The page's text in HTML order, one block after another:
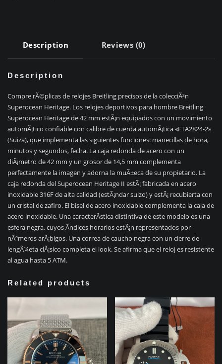
Description Reviews (0)
Description
Compre rÃ©plicas de relojes Breitling precisos de la colecciÃ³n
Superocean Heritage. Los relojes deportivos para hombre Breitling
Superocean Heritage de 42 mm estÃ¡n equipados con un movimiento
automÃ¡tico confiable con calibre de cuerda automÃ¡tica «ETA2824-2»
(Suiza), que implementa las siguientes funciones: manecillas de hora,
minutos y segundos, fecha. La caja redonda de acero con un
diÃ¡metro de 42 mm y un grosor de 14,5 mm complementa
perfectamente la imagen y adorna la muÃ±eca de su propietario. La
caja redonda del Superocean Heritage II estÃ¡ fabricada en acero
inoxidable 316F de alta calidad (estÃ¡ndar suizo) y estÃ¡ recubierta con
un cristal de zafiro. El bisel de acero inoxidable complementa la caja de
acero inoxidable. Una caracterÃ­stica distintiva de este modelo es una
esfera negra, cuyos Ã­ndices horarios estÃ¡n representados por
nÃºmeros arÃ¡bigos. Una correa de caucho negra con un cierre de
lengÃ¼eta clÃ¡sico completa el look. Se afirma que el reloj es resistente
al agua hasta 5 ATM.
Related products